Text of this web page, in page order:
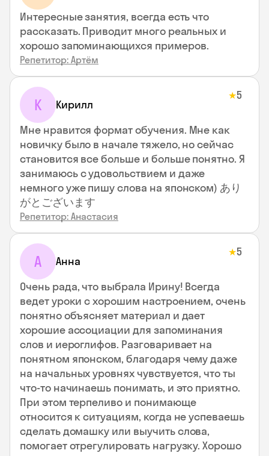
Интересные занятия, всегда есть что
рассказать. Приводит много реальных и
хорошо запоминающихся примеров.
Репетитор: Артём
К Кирилл
★5
Мне нравится формат обучения. Мне как
новичку было в начале тяжело, но сейчас
становится все больше и больше понятно. Я
занимаюсь с удовольствием и даже
немного уже пишу слова на японском) あり
がとございます
Репетитор: Анастасия
А Анна
★5
Очень рада, что выбрала Ирину! Всегда
ведет уроки с хорошим настроением, очень
понятно объясняет материал и дает
хорошие ассоциации для запоминания
слов и иероглифов. Разговаривает на
понятном японском, благодаря чему даже
на начальных уровнях чувствуется, что ты
что-то начинаешь понимать, и это приятно.
При этом терпеливо и понимающе
относится к ситуациям, когда не успеваешь
сделать домашку или выучить слова,
помогает отрегулировать нагрузку. Хорошо